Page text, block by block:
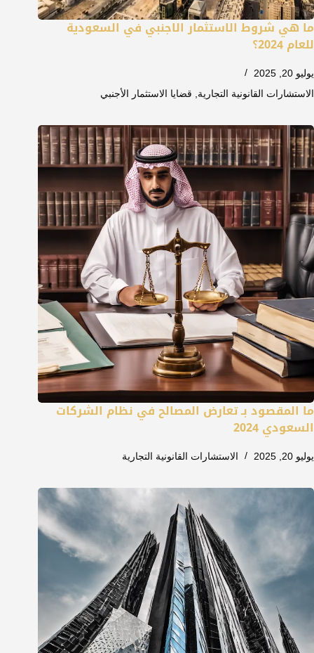
ما هي شروط الاستثمار الاجنبي في السعودية
للعام 2024؟
يوليو 20, 2025
الاستشارات القانونية التجارية, قضايا الاستثمار الأجنبي
ما المقصود بـ تعارض المصالح في نظام الشركات
السعودي 2024
يوليو 20, 2025 الاستشارات القانونية التجارية